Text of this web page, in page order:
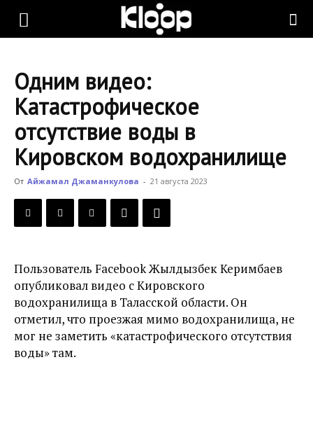
KLOOP.KG
Новости
Кыргызстана
Одним видео:
Катастрофическое
отсутствие воды в
Кировском водохранилище
От Айжамал Джаманкулова - 21 августа 2023
Пользователь Facebook Жылдызбек Керимбаев
опубликовал видео с Кировского
водохранилища в Таласской области. Он
отметил, что проезжая мимо водохранилища, не
мог не заметить «катастрофического отсутствия
воды» там.